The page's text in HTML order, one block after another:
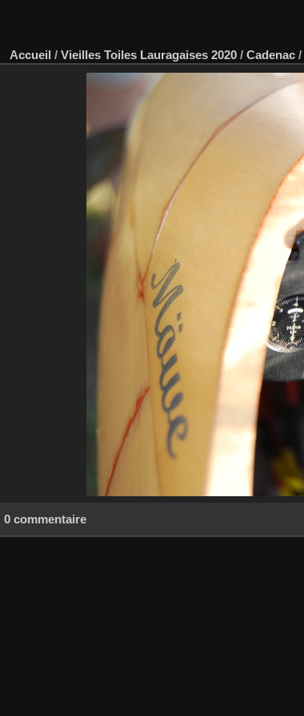
Accueil / Vieilles Toiles Lauragaises 2020 / Cadenac /
0 commentaire